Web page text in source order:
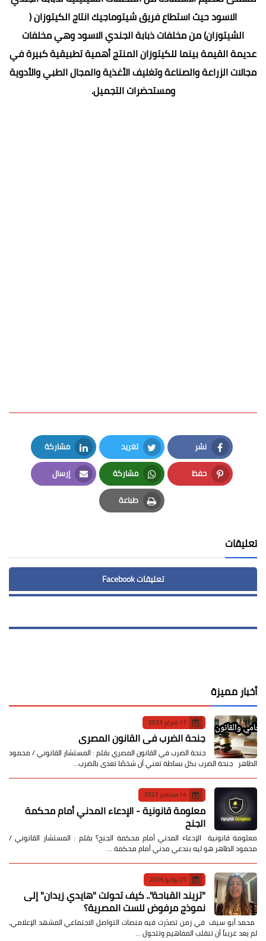
الاسود حيث استطاع فريق شيتوماجيك انتاج الكيتوزان (
الشيتوزان) من مخلفات ذبابة الجندي الاسود وهي مخلفات
عديمة القيمة بينما للكيتوزان المنتج أهمية تطبيقية كبيرة في
مجالات الزراعة والصناعة وتغليف الأغذية والمجال الطبي والأدوية
ومستحضرات التجميل.
نشر
Facebook
تغريد
Twitter
مشاركة
LinkedIn
حفظ
Pinterest
مشاركة
Whatsapp
إرسال
Email
طباعة
Print
تعليقات
تعليقات Facebook
أخبار مميزة
17 فبراير 2023
جنحة الضرب في القانون المصري
جنحة الضرب في القانون المصري بقلم : المستشار القانوني / محمود
الطاهر جنحة الضرب بكل بساطة تعني أن شخصًا تعدى بالضرب…
14 سبتمبر 2022
معلومة قانونية - الإدعاء المدني أمام محكمة
الجنح
معلومة قانونية الإدعاء المدني أمام محكمة الجنح؟ بقلم : المستشار القانوني /
محمود الطاهر هو ليه بندعي مدني أمام محكمة …
25 يوليو 2026
​"تريند القباحة".. كيف تحولت "هايدي زيدان" إلى
نموذج مرفوض للست المصرية؟
​ محمد أبو سيف ​في زمن تصدّرت فيه منصات التواصل الاجتماعي المشهد الإعلامي،
لم يعد غريباً أن تنقلب المفاهيم وتتحول …